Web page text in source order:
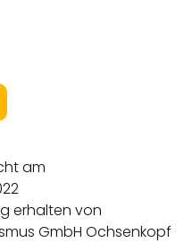
am
erhalten von
GmbH Ochsenkopf